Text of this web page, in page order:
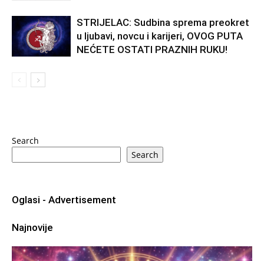
STRIJELAC: Sudbina sprema preokret
u ljubavi, novcu i karijeri, OVOG PUTA
NEĆETE OSTATI PRAZNIH RUKU!
Search
Search
Oglasi - Advertisement
Najnovije